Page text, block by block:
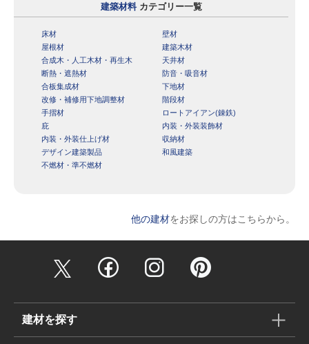
建築材料カテゴリー一覧
床材
壁材
屋根材
建築木材
合成木・人工木材・再生木
天井材
断熱・遮熱材
防音・吸音材
合板集成材
下地材
改修・補修用下地調整材
階段材
手摺材
ロートアイアン(錬鉄)
庇
内装・外装装飾材
内装・外装仕上げ材
収納材
デザイン建築製品
和風建築
不燃材・準不燃材
他の建材をお探しの方はこちらから。
建材を探す